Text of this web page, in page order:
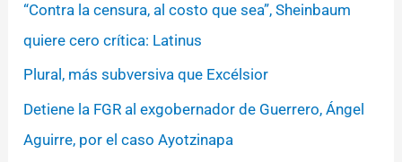
“Contra la censura, al costo que sea”, Sheinbaum
quiere cero crítica: Latinus
Plural, más subversiva que Excélsior
Detiene la FGR al exgobernador de Guerrero, Ángel
Aguirre, por el caso Ayotzinapa